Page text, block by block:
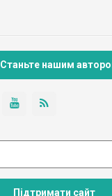
Станьте нашим
Підтримати сайт